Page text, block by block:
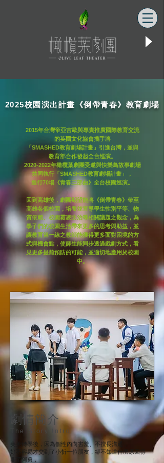
2025校園演出計畫《倒帶青春》教育劇場
2015年台灣帝亞吉歐與專責推廣國際教育交流
的英國文化協會攜手將
「SMASHED教育劇場計畫」引進台灣，並與
教育部合作發起全台巡演。
2020-2022年橄欖葉劇團受邀與快樂鳥故事劇場
共同執行「SMASHED教育劇場計畫」，
進行70場《青春三部曲》全台校園巡演。
回到高雄後，劇團期望能將《倒帶青春》帶至
高雄各個校園，培養並宣導學生性別平等、物
質依賴、校園霸凌防治等相關議題之觀念，為
學子們的校園生活帶來更多的思考與助益，並
讓教育第一線之教師能獲得更多面對困境的方
式與機會點，使師生能同步透過戲劇方式，看
見更多提前預防的可能，並適切地應用於校園
中。
劇情簡介
The Story Intro
美美轉學後，因為個性內向害羞、不擅長溝通，
好不容易才交到了小忻一位朋友，卻不知道什麼原因得
罪了阿勇，